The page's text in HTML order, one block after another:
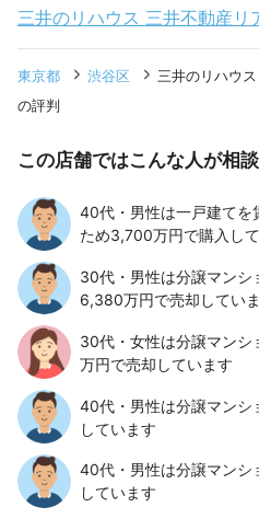
三井のリハウス 三井不動産リ
東京都 渋谷区
三井のリハウ
の評判
この店舗ではこんな人が相
40代・男性は一戸建てを
ため3,700万円で購入し
30代・男性は分譲マンシ
6,380万円で売却してい
30代・女性は分譲マン
万円で売却しています
40代・男性は分譲マンシ
しています
40代・男性は分譲マンシ
しています